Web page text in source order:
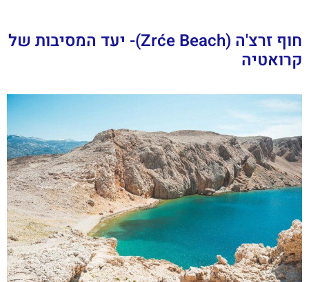
חוף זרצ'ה (Zrće Beach)- יעד המסיבות של
קרואטיה